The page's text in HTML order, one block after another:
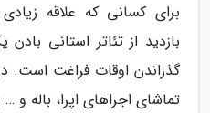
برای کسانی که علاقه
بازدید از تئاتر استانی
گذراندن اوقات فراغت است.
تماشای اجراهای اپرا، باله و